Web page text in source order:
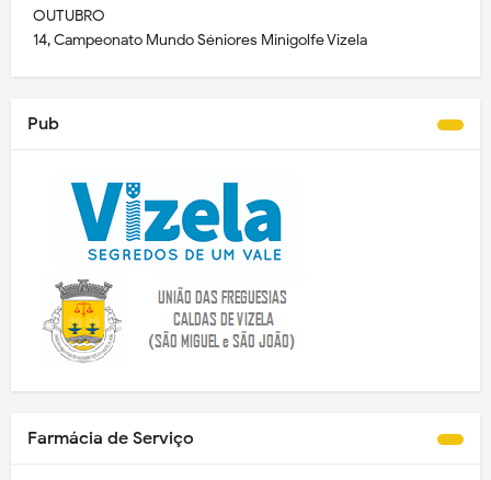
OUTUBRO
14, Campeonato Mundo Séniores Minigolfe Vizela
Pub
Farmácia de Serviço